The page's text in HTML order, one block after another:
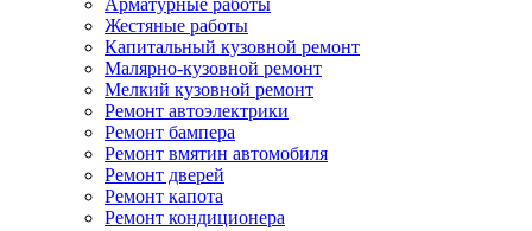
Арматурные работы
Жестяные работы
Капитальный кузовной ремонт
Малярно-кузовной ремонт
Мелкий кузовной ремонт
Ремонт автоэлектрики
Ремонт бампера
Ремонт вмятин автомобиля
Ремонт дверей
Ремонт капота
Ремонт кондиционера